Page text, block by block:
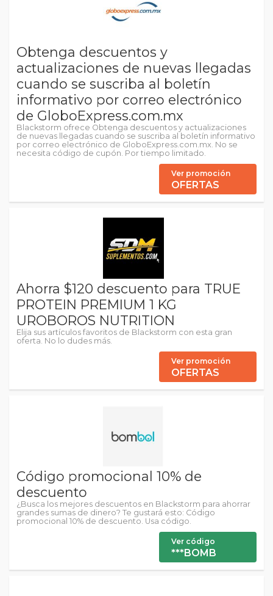
Obtenga descuentos y
actualizaciones de nuevas llegadas
cuando se suscriba al boletín
informativo por correo electrónico
de GloboExpress.com.mx
Blackstorm ofrece Obtenga descuentos y actualizaciones
de nuevas llegadas cuando se suscriba al boletín informativo
por correo electrónico de GloboExpress.com.mx. No se
necesita código de cupón. Por tiempo limitado.
Ver promoción
OFERTAS
Ahorra $120 descuento para TRUE
PROTEIN PREMIUM 1 KG
UROBOROS NUTRITION
Elija sus artículos favoritos de Blackstorm con esta gran
oferta. No lo dudes más.
Ver promoción
OFERTAS
Código promocional 10% de
descuento
¿Busca los mejores descuentos en Blackstorm para ahorrar
grandes sumas de dinero? Te gustará esto: Código
promocional 10% de descuento. Usa código.
Ver código
***BOMB